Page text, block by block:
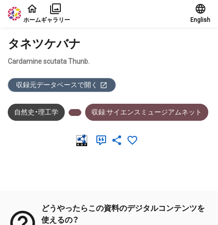
本文に飛ぶ
ホームギャラリー English
タネツケバナ
Cardamine scutata Thunb.
収録元データベースで開く
自然史・理工学 収録:サイエンスミュージアムネット
どうやったらこの資料のデジタルコンテンツを
使えるの？